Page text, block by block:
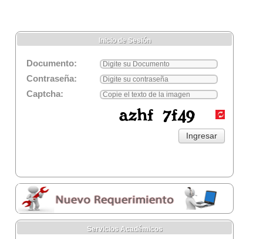
Inicio de Sesión
Documento:
Contraseña:
Captcha:
Servicios Académicos